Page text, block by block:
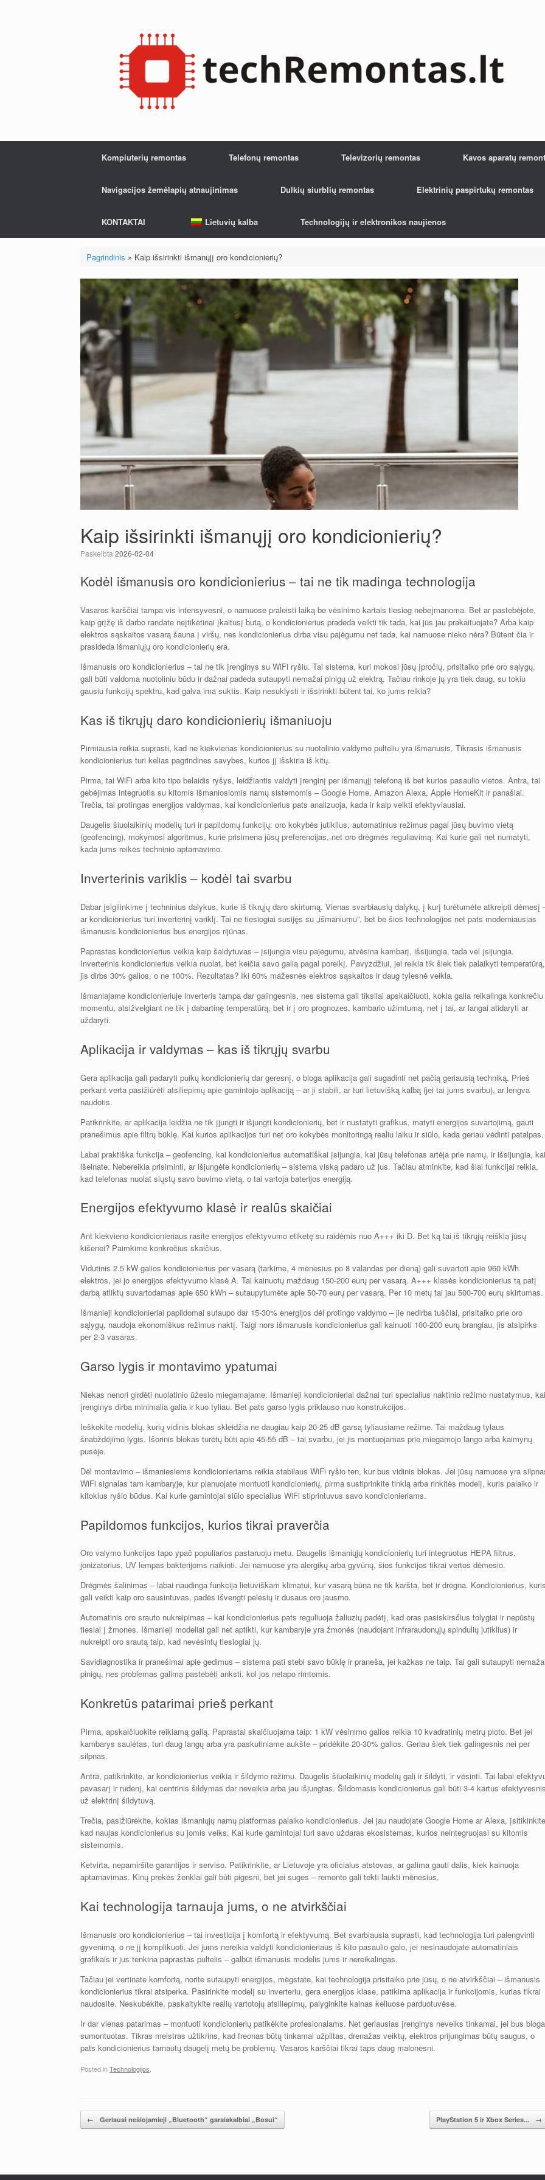
Kompiuterių remontas Telefonų remontas Televizorių remontas Kavos aparatų
Navigacijos žemėlapių atnaujinimas Dulkių siurblių remontas Elektrinių paspirtukų remontas
KONTAKTAI Lietuvių kalba Technologijų ir elektronikos naujienos
Pagrindinis » Kaip išsirinkti išmanųjį oro kondicionierių?
Kaip išsirinkti išmanųjį oro kondicionierių?
Paskelbta 2026-02-04
Kodėl išmanusis oro kondicionierius – tai ne tik madinga technologija
Vasaros karščiai tampa vis intensyvesni, o namuose praleisti laiką be vėsinimo kartais tiesiog nebeįmanoma. Bet ar pastebėjote,
kaip grįžę iš darbo randate neįtikėtinai įkaitusį butą, o kondicionierius pradeda veikti tik tada, kai jūs jau prakaituojate? Arba kaip
elektros sąskaitos vasarą šauna į viršų, nes kondicionierius dirba visu pajėgumu net tada, kai namuose nieko nėra? Būtent čia ir
prasideda išmaniųjų oro kondicionierių era.
Išmanusis oro kondicionierius – tai ne tik įrenginys su WiFi ryšiu. Tai sistema, kuri mokosi jūsų įpročių, prisitaiko prie oro sąlygų,
gali būti valdoma nuotoliniu būdu ir dažnai padeda sutaupyti nemažai pinigų už elektrą. Tačiau rinkoje jų yra tiek daug, su tokiu
gausiu funkcijų spektru, kad galva ima suktis. Kaip nesuklysti ir išsirinkti būtent tai, ko jums reikia?
Kas iš tikrųjų daro kondicionierių išmaniuoju
Pirmiausia reikia suprasti, kad ne kiekvienas kondicionierius su nuotolinio valdymo pulteliu yra išmanusis. Tikrasis išmanusis
kondicionierius turi kelias pagrindines savybes, kurios jį išskiria iš kitų.
Pirma, tai WiFi arba kito tipo belaidis ryšys, leidžiantis valdyti įrenginį per išmanųjį telefoną iš bet kurios pasaulio vietos. Antra, tai
gebėjimas integruotis su kitomis išmaniosiomis namų sistemomis – Google Home, Amazon Alexa, Apple HomeKit ir panašiai.
Trečia, tai protingas energijos valdymas, kai kondicionierius pats analizuoja, kada ir kaip veikti efektyviausiai.
Daugelis šiuolaikinių modelių turi ir papildomų funkcijų: oro kokybės jutiklius, automatinius režimus pagal jūsų buvimo vietą
(geofencing), mokymosi algoritmus, kurie prisimena jūsų preferencijas, net oro drėgmės reguliavimą. Kai kurie gali net numatyti,
kada jums reikės techninio aptarnavimo.
Inverterinis variklis – kodėl tai svarbu
Dabar įsigilinkime į techninius dalykus, kurie iš tikrųjų daro skirtumą. Vienas svarbiausių dalykų, į kurį turėtumėte atkreipti dėmesį
ar kondicionierius turi inverterinį variklį. Tai ne tiesiogiai susijęs su „išmaniumu”, bet be šios technologijos net pats moderniausias
išmanusis kondicionierius bus energijos rijūnas.
Paprastas kondicionierius veikia kaip šaldytuvas – įsijungia visu pajėgumu, atvėsina kambarį, išsijungia, tada vėl įsijungia.
Inverterinis kondicionierius veikia nuolat, bet keičia savo galią pagal poreikį. Pavyzdžiui, jei reikia tik šiek tiek palaikyti temperatūrą,
jis dirbs 30% galios, o ne 100%. Rezultatas? Iki 60% mažesnės elektros sąskaitos ir daug tylesnė veikla.
Išmaniajame kondicionieriuje inverteris tampa dar galingesnis, nes sistema gali tiksliai apskaičiuoti, kokia galia reikalinga konkrečiu
momentu, atsižvelgiant ne tik į dabartinę temperatūrą, bet ir į oro prognozes, kambario užimtumą, net į tai, ar langai atidaryti ar
uždaryti.
Aplikacija ir valdymas – kas iš tikrųjų svarbu
Gera aplikacija gali padaryti puikų kondicionierių dar geresnį, o bloga aplikacija gali sugadinti net pačią geriausią techniką. Prieš
perkant verta pasižiūrėti atsiliepimų apie gamintojo aplikaciją – ar ji stabili, ar turi lietuvišką kalbą (jei tai jums svarbu), ar lengva
naudotis.
Patikrinkite, ar aplikacija leidžia ne tik įjungti ir išjungti kondicionierių, bet ir nustatyti grafikus, matyti energijos suvartojimą, gauti
pranešimus apie filtrų būklę. Kai kurios aplikacijos turi net oro kokybės monitoringą realiu laiku ir siūlo, kada geriau vėdinti patalpas.
Labai praktiška funkcija – geofencing, kai kondicionierius automatiškai įsijungia, kai jūsų telefonas artėja prie namų, ir išsijungia, kai
išeinate. Nebereikia prisiminti, ar išjungėte kondicionierių – sistema viską padaro už jus. Tačiau atminkite, kad šiai funkcijai reikia,
kad telefonas nuolat siųstų savo buvimo vietą, o tai vartoja baterijos energiją.
Energijos efektyvumo klasė ir realūs skaičiai
Ant kiekvieno kondicionieriaus rasite energijos efektyvumo etiketę su raidėmis nuo A+++ iki D. Bet ką tai iš tikrųjų reiškia jūsų
kišenei? Paimkime konkrečius skaičius.
Vidutinis 2.5 kW galios kondicionierius per vasarą (tarkime, 4 mėnesius po 8 valandas per dieną) gali suvartoti apie 960 kWh
elektros, jei jo energijos efektyvumo klasė A. Tai kainuotų maždaug 150-200 eurų per vasarą. A+++ klasės kondicionierius tą patį
darbą atliktų suvartodamas apie 650 kWh – sutaupytumėte apie 50-70 eurų per vasarą. Per 10 metų tai jau 500-700 eurų skirtumas.
Išmanieji kondicionieriai papildomai sutaupo dar 15-30% energijos dėl protingo valdymo – jie nedirba tuščiai, prisitaiko prie oro
sąlygų, naudoja ekonomiškus režimus naktį. Taigi nors išmanusis kondicionierius gali kainuoti 100-200 eurų brangiau, jis atsipirks
per 2-3 vasaras.
Garso lygis ir montavimo ypatumai
Niekas nenori girdėti nuolatinio ūžesio miegamajame. Išmanieji kondicionieriai dažnai turi specialius naktinio režimo nustatymus, kai
įrenginys dirba minimalia galia ir kuo tyliau. Bet pats garso lygis priklauso nuo konstrukcijos.
Ieškokite modelių, kurių vidinis blokas skleidžia ne daugiau kaip 20-25 dB garsą tyliausiame režime. Tai maždaug tylaus
šnabždėjimo lygis. Išorinis blokas turėtų būti apie 45-55 dB – tai svarbu, jei jis montuojamas prie miegamojo lango arba kaimynų
pusėje.
Dėl montavimo – išmaniesiems kondicionieriams reikia stabilaus WiFi ryšio ten, kur bus vidinis blokas. Jei jūsų namuose yra
WiFi signalas tam kambaryje, kur planuojate montuoti kondicionierių, pirma sustiprinkite tinklą arba rinkitės modelį, kuris palaiko ir
kitokius ryšio būdus. Kai kurie gamintojai siūlo specialius WiFi stiprintuvus savo kondicionieriams.
Papildomos funkcijos, kurios tikrai praverčia
Oro valymo funkcijos tapo ypač populiarios pastaruoju metu. Daugelis išmaniųjų kondicionierių turi integruotus HEPA filtrus,
jonizatorius, UV lempas bakterijoms naikinti. Jei namuose yra alergikų arba gyvūnų, šios funkcijos tikrai vertos dėmesio.
Drėgmės šalinimas – labai naudinga funkcija lietuviškam klimatui, kur vasarą būna ne tik karšta, bet ir drėgna. Kondicionierius,
gali veikti kaip oro sausintuvas, padės išvengti pelėsių ir dusaus oro jausmo.
Automatinis oro srauto nukreipimas – kai kondicionierius pats reguliuoja žaliuzių padėtį, kad oras pasiskirsčius tolygiai ir nepūstų
tiesiai į žmones. Išmanieji modeliai gali net aptikti, kur kambaryje yra žmonės (naudojant infraraudonųjų spindulių jutiklius) ir
nukreipti oro srautą taip, kad nevėsintų tiesiogiai jų.
Savidiagnostika ir pranešimai apie gedimus – sistema pati stebi savo būklę ir praneša, jei kažkas ne taip. Tai gali sutaupyti
pinigų, nes problemas galima pastebėti anksti, kol jos netapo rimtomis.
Konkretūs patarimai prieš perkant
Pirma, apskaičiuokite reikiamą galią. Paprastai skaičiuojama taip: 1 kW vėsinimo galios reikia 10 kvadratinių metrų ploto. Bet jei
kambarys saulėtas, turi daug langų arba yra paskutiniame aukšte – pridėkite 20-30% galios. Geriau šiek tiek galingesnis nei per
silpnas.
Antra, patikrinkite, ar kondicionierius veikia ir šildymo režimu. Daugelis šiuolaikinių modelių gali ir šildyti, ir vėsinti. Tai labai
pavasarį ir rudenį, kai centrinis šildymas dar neveikia arba jau išjungtas. Šildomasis kondicionierius gali būti 3-4 kartus
už elektrinį šildytuvą.
Trečia, pasižiūrėkite, kokias išmaniųjų namų platformas palaiko kondicionierius. Jei jau naudojate Google Home ar Alexa,
kad naujas kondicionierius su jomis veiks. Kai kurie gamintojai turi savo uždaras ekosistemas, kurios neintegruojasi su kitomis
sistemomis.
Ketvirta, nepamiršite garantijos ir serviso. Patikrinkite, ar Lietuvoje yra oficialus atstovas, ar galima gauti dalis, kiek kainuoja
aptarnavimas. Kinų prekės ženklai gali būti pigesni, bet jei suges – remonto gali tekti laukti mėnesius.
Kai technologija tarnauja jums, o ne atvirkščiai
Išmanusis oro kondicionierius – tai investicija į komfortą ir efektyvumą. Bet svarbiausia suprasti, kad technologija turi palengvinti
gyvenimą, o ne jį komplikuoti. Jei jums nereikia valdyti kondicionieriaus iš kito pasaulio galo, jei nesinaudojate automatiniais
grafikais ir jus tenkina paprastas pultelis – galbūt išmanusis modelis jums ir nereikalingas.
Tačiau jei vertinate komfortą, norite sutaupyti energijos, mėgstate, kai technologija prisitaiko prie jūsų, o ne atvirkščiai – išmanusis
kondicionierius tikrai atsiperka. Pasirinkite modelį su inverteriu, gera energijos klase, patikima aplikacija ir funkcijomis, kurias tikrai
naudosite. Neskubėkite, paskaitykite realių vartotojų atsiliepimų, palyginkite kainas keliuose parduotuvėse.
Ir dar vienas patarimas – montuoti kondicionierių patikėkite profesionalams. Net geriausias įrenginys neveiks tinkamai, jei bus
sumontuotas. Tikras meistras užtikrins, kad freonas būtų tinkamai užpiltas, drenažas veiktų, elektros prijungimas būtų saugus, o
pats kondicionierius tarnautų daugelį metų be problemų. Vasaros karščiai tikrai taps daug malonesni.
Posted inTechnologijos
Įrašų navigacija
← Geriausi nešiojamieji „Bluetooth“ garsiakalbiai „Bosui“ PlayStation 5 ir Xbox Series... →